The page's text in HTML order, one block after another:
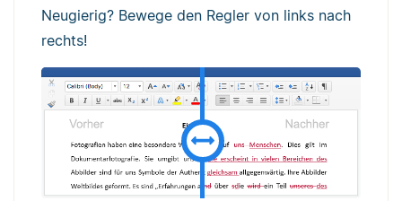
Neugierig? Bewege den Regler von links nach
rechts!